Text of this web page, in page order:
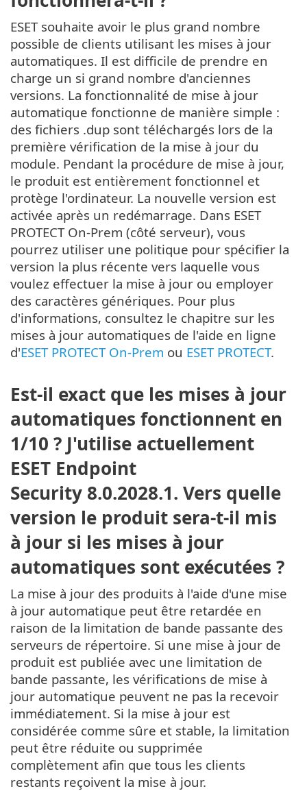
ESET souhaite avoir le plus grand nombre
possible de clients utilisant les mises à jour
automatiques. Il est difficile de prendre en
charge un si grand nombre d'anciennes
versions. La fonctionnalité de mise à jour
automatique fonctionne de manière simple :
des fichiers .dup sont téléchargés lors de la
première vérification de la mise à jour du
module. Pendant la procédure de mise à jour,
le produit est entièrement fonctionnel et
protège l'ordinateur. La nouvelle version est
activée après un redémarrage. Dans ESET
PROTECT On-Prem (côté serveur), vous
pourrez utiliser une politique pour spécifier la
version la plus récente vers laquelle vous
voulez effectuer la mise à jour ou employer
des caractères génériques. Pour plus
d'informations, consultez le chapitre sur les
mises à jour automatiques de l'aide en ligne
d'ESET PROTECT On-Prem ou ESET PROTECT.
Est-il exact que les mises à jour
automatiques fonctionnent en
1/10 ? J'utilise actuellement
ESET Endpoint
Security 8.0.2028.1. Vers quelle
version le produit sera-t-il mis
à jour si les mises à jour
automatiques sont exécutées ?
La mise à jour des produits à l'aide d'une mise
à jour automatique peut être retardée en
raison de la limitation de bande passante des
serveurs de répertoire. Si une mise à jour de
produit est publiée avec une limitation de
bande passante, les vérifications de mise à
jour automatique peuvent ne pas la recevoir
immédiatement. Si la mise à jour est
considérée comme sûre et stable, la limitation
peut être réduite ou supprimée
complètement afin que tous les clients
restants reçoivent la mise à jour.